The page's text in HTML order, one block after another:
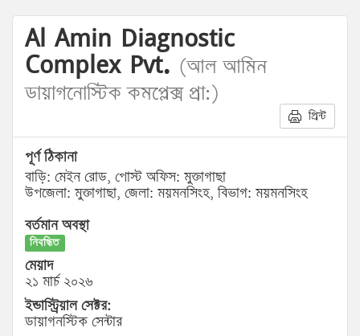
Al Amin Diagnostic
Complex Pvt. (আল আমিন
ডায়াগনোস্টিক কমপ্লেক্স প্রা:)
প্রিন্ট
পূর্ণ ঠিকানা
বাড়ি: মেইন রোড, পোস্ট অফিস: মুক্তাগাছা
উপজেলা: মুক্তাগাছা, জেলা: ময়মনসিংহ, বিভাগ: ময়মনসিংহ
বর্তমান অবস্থা
নিবন্ধিত
মেয়াদ
২১ মার্চ ২০২৬
ইন্ডাস্ট্রিয়াল সেক্টর:
ডায়াগনস্টিক সেন্টার